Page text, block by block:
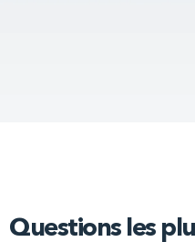
Questions les